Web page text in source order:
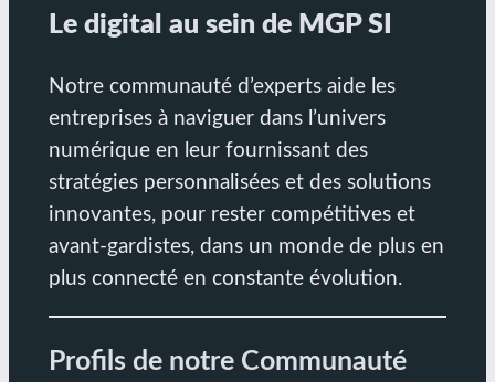
Le digital au sein de MGP SI
Notre communauté d’experts aide les
entreprises à naviguer dans l’univers
numérique en leur fournissant des
stratégies personnalisées et des solutions
innovantes, pour rester compétitives et
avant-gardistes, dans un monde de plus en
plus connecté en constante évolution.
Profils de notre Communauté